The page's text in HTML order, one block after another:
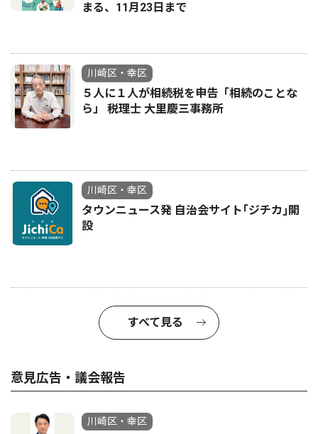
まる、11月23日まで
川崎区・幸区
５人に１人が相続税を申告「相続のことな
ら」 税理士 大里慶三事務所
川崎区・幸区
タウンニュース発 自治会サイト｢ジチカ｣開
設
すべて見る
意見広告・議会報告
川崎区・幸区